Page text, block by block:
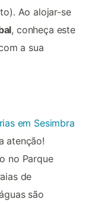
Ao alojar-se
, conheça este
a sua
em Sesimbra
atenção!
no Parque
de
são